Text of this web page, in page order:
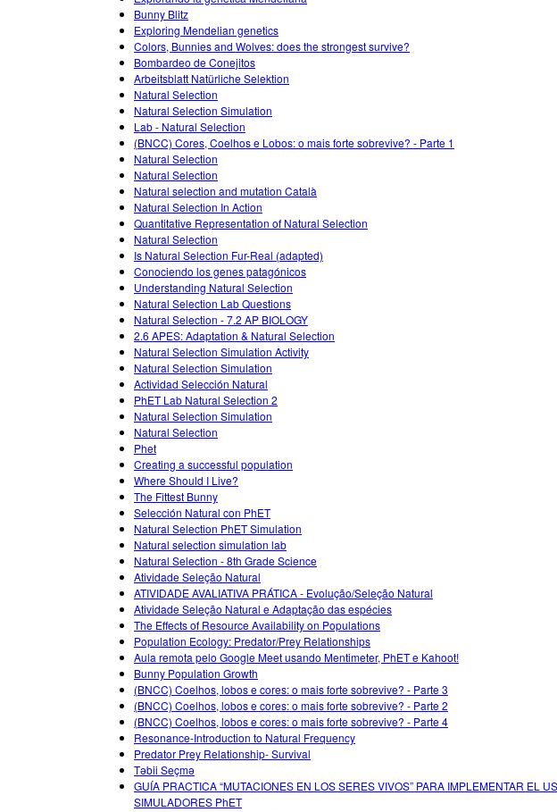
Bunny Blitz
Exploring Mendelian genetics
Colors, Bunnies and Wolves: does the strongest survive?
Bombardeo de Conejitos
Arbeitsblatt Natürliche Selektion
Natural Selection
Natural Selection Simulation
Lab - Natural Selection
(BNCC) Cores, Coelhos e Lobos: o mais forte sobrevive? - Parte 1
Natural Selection
Natural Selection
Natural selection and mutation Català
Natural Selection In Action
Quantitative Representation of Natural Selection
Natural Selection
Is Natural Selection Fur-Real (adapted)
Conociendo los genes patagónicos
Understanding Natural Selection
Natural Selection Lab Questions
Natural Selection - 7.2 AP BIOLOGY
2.6 APES: Adaptation & Natural Selection
Natural Selection Simulation Activity
Natural Selection Simulation
Actividad Selección Natural
PhET Lab Natural Selection 2
Natural Selection Simulation
Natural Selection
Phet
Creating a successful population
Where Should I Live?
The Fittest Bunny
Selección Natural con PhET
Natural Selection PhET Simulation
Natural selection simulation lab
Natural Selection - 8th Grade Science
Atividade Seleção Natural
ATIVIDADE AVALIATIVA PRÁTICA - Evolução/Seleção Natural
Atividade Seleção Natural e Adaptação das espécies
The Effects of Resource Availability on Populations
Population Ecology: Predator/Prey Relationships
Aula remota pelo Google Meet usando Mentimeter, PhET e Kahoot!
Bunny Population Growth
(BNCC) Coelhos, lobos e cores: o mais forte sobrevive? - Parte 3
(BNCC) Coelhos, lobos e cores: o mais forte sobrevive? - Parte 2
(BNCC) Coelhos, lobos e cores: o mais forte sobrevive? - Parte 4
Resonance-Introduction to Natural Frequency
Predator Prey Relationship- Survival
Təbii Seçmə
GUÍA PRACTICA “MUTACIONES EN LOS SERES VIVOS” PARA IMPLEMENTAR EL
SIMULADORES PhET